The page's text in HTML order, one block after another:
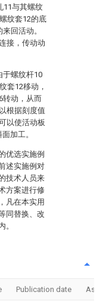
11与其螺纹
纹套12的底
回活动。
接，传动动
于螺纹杆10
套12移动，
转动，从而
根据刻度值
以使活动板
加工。
优选实施例
述实施例对
技术人员来
方案进行修
凡在本实用
同替换、改
。
Publication date